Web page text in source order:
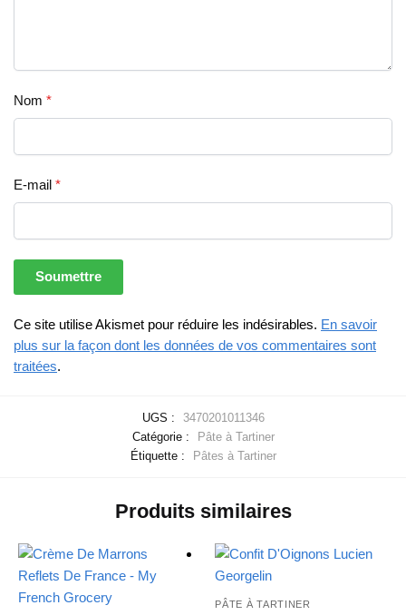
Nom *
E-mail *
Ce site utilise Akismet pour réduire les indésirables. En savoir
plus sur la façon dont les données de vos commentaires sont
traitées.
UGS :
3470201011346
Catégorie :
Pâte à Tartiner
Étiquette :
Pâtes à Tartiner
Produits similaires
PÂTE À TARTINER